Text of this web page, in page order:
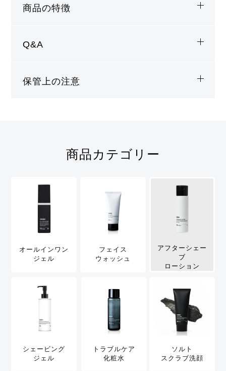
商品の特徴
Q&A
保管上の注意
商品カテゴリー
オールインワン
ジェル
フェイス
ウォッシュ
アフターシェー
ブ
ローション
シェービング
ジェル
トラブルケア
化粧水
ソルト
スクラブ洗顔